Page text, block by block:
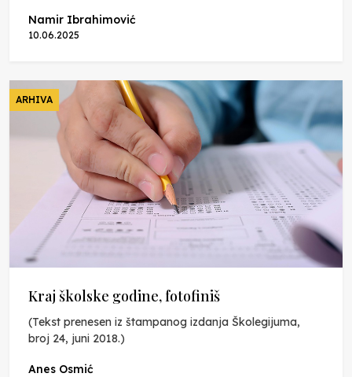
Namir Ibrahimović
10.06.2025
ARHIVA
Kraj školske godine, fotofiniš
(Tekst prenesen iz štampanog izdanja Školegijuma,
broj 24, juni 2018.)
Anes Osmić